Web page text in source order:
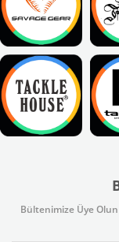
Bültenimize Üye